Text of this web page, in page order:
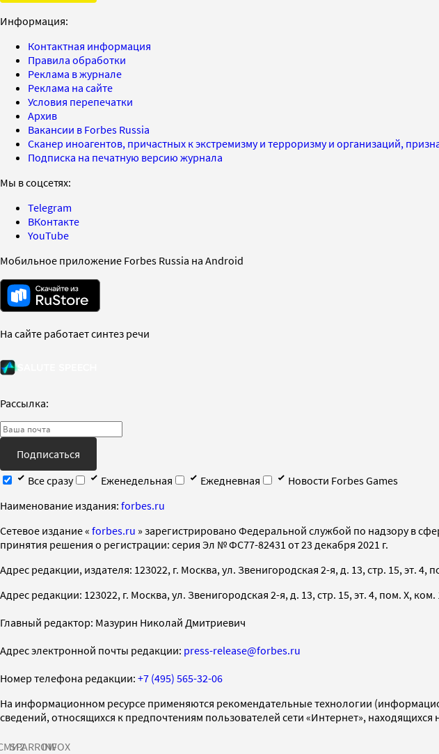
Информация:
Контактная информация
Правила обработки
Реклама в журнале
Реклама на сайте
Условия перепечатки
Архив
Вакансии в Forbes Russia
Сканер иноагентов, причастных к экстремизму и терроризму и организаций,
Подписка на печатную версию журнала
Мы в соцсетях:
Telegram
ВКонтакте
YouTube
Мобильное приложение Forbes Russia на Android
На сайте работает синтез речи
Рассылка:
Подписаться
Все сразу
Еженедельная Ежедневная
Новости Forbes Games
Наименование издания: forbes.ru
Cетевое издание « forbes.ru » зарегистрировано Федеральной службой по надзору в
принятия решения о регистрации: серия Эл № ФС77-82431 от 23 декабря 2021 г.
Адрес редакции, издателя: 123022, г. Москва, ул. Звенигородская 2-я, д. 13, стр. 15, эт. 4,
Адрес редакции: 123022, г. Москва, ул. Звенигородская 2-я, д. 13, стр. 15, эт. 4, пом. X, ком.
Главный редактор: Мазурин Николай Дмитриевич
Адрес электронной почты редакции: press-release@forbes.ru
Номер телефона редакции: +7 (495) 565-32-06
На информационном ресурсе применяются рекомендательные технологии
сведений, относящихся к предпочтениям пользователей сети «Интернет»,
SPARROWINFOX